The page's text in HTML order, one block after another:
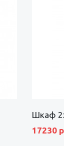
Шкаф
17230